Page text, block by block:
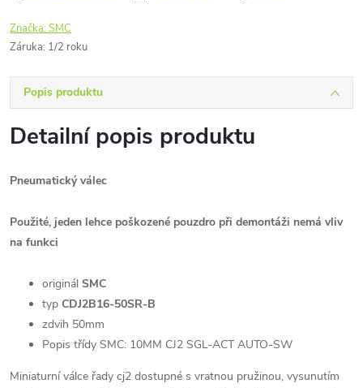
Značka:SMC
Záruka: 1/2 roku
Popis produktu
Detailní popis produktu
Pneumatický válec
Použité, jeden lehce poškozené pouzdro při demontáži nemá vliv
na funkci
originál SMC
typ CDJ2B16-50SR-B
zdvih 50mm
Popis třídy SMC: 10MM CJ2 SGL-ACT AUTO-SW
Miniaturní válce řady cj2 dostupné s vratnou pružinou, vysunutím